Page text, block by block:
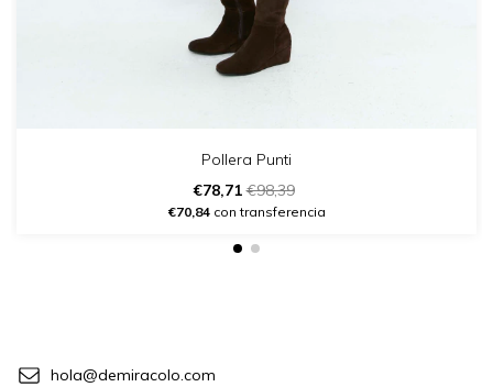
Pollera Punti
€78,71€98,39
€70,84con transferencia
hola@demiracolo.com